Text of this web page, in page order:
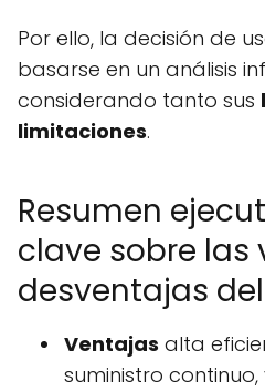
Por ello, la decisión de
basarse en un análisis
considerando tanto sus
limitaciones.
Resumen
clave sobre las
desventajas
Ventajas alta
suministro